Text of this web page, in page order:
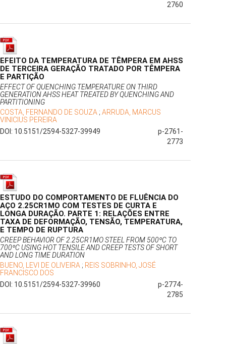
2760
EFEITO DA TEMPERATURA DE TÊMPERA EM AHSS
DE TERCEIRA GERAÇÃO TRATADO POR TÊMPERA
E PARTIÇÃO
EFFECT OF QUENCHING TEMPERATURE ON THIRD
GENERATION AHSS HEAT TREATED BY QUENCHING AND
PARTITIONING
COSTA, FERNANDO DE SOUZA ; ARRUDA, MARCUS
VINICIUS PEREIRA
DOI: 10.5151/2594-5327-39949
p-2761-
2773
ESTUDO DO COMPORTAMENTO DE FLUÊNCIA DO
AÇO 2.25CR1MO COM TESTES DE CURTA E
LONGA DURAÇÃO. PARTE 1: RELAÇÕES ENTRE
TAXA DE DEFORMAÇÃO, TENSÃO, TEMPERATURA,
E TEMPO DE RUPTURA
CREEP BEHAVIOR OF 2.25CR1MO STEEL FROM 500ºC TO
700ºC USING HOT TENSILE AND CREEP TESTS OF SHORT
AND LONG TIME DURATION
BUENO, LEVI DE OLIVEIRA ; REIS SOBRINHO, JOSÉ
FRANCISCO DOS
DOI: 10.5151/2594-5327-39960
p-2774-
2785